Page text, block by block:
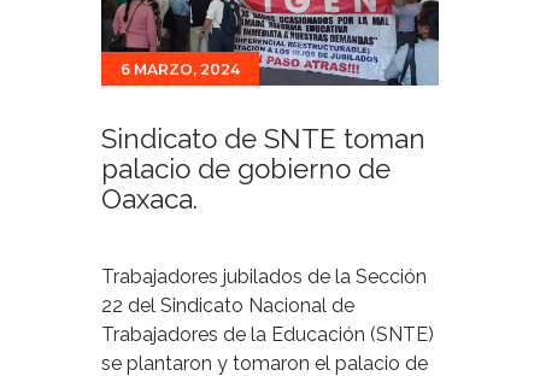
Noticias
Para ti
6 MARZO, 2024
Sindicato de SNTE toman
palacio de gobierno de
Oaxaca.
Trabajadores jubilados de la Sección
22 del Sindicato Nacional de
Trabajadores de la Educación (SNTE)
se plantaron y tomaron el palacio de